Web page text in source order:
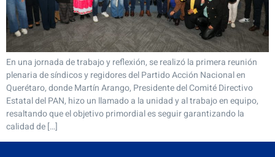
En una jornada de trabajo y reflexión, se realizó la primera reunión
plenaria de síndicos y regidores del Partido Acción Nacional en
Querétaro, donde Martín Arango, Presidente del Comité Directivo
Estatal del PAN, hizo un llamado a la unidad y al trabajo en equipo,
resaltando que el objetivo primordial es seguir garantizando la
calidad de […]